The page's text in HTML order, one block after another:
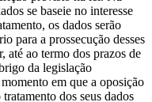
se baseie no interesse
os dados serão
para a prossecução desses
até ao termo dos prazos de
da legislação
em que a oposição
dos seus dados